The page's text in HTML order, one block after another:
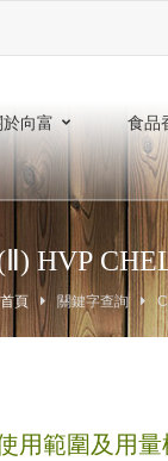
向富 食品
HVP
首頁 關鍵字查詢
用範圍及用